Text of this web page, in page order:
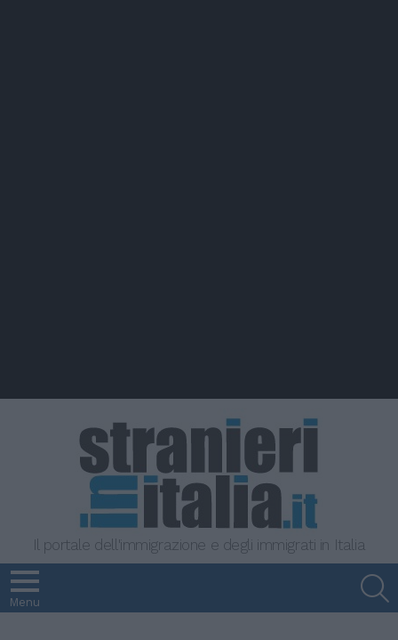
Il portale dell'immigrazione e degli immigrati in Italia
Menu